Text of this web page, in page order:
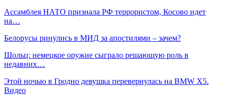
Ассамблея НАТО признала РФ террористом, Косово идет
на…
Белорусы ринулись в МИД за апостилями – зачем?
Шольц: немецкое оружие сыграло решающую роль в
недавних…
Этой ночью в Гродно девушка перевернулась на BMW X5.
Видео